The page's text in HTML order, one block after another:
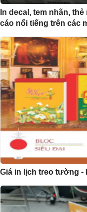
In decal, tem nhãn,
cáo nổi tiếng trên các
Giá in lịch treo tường